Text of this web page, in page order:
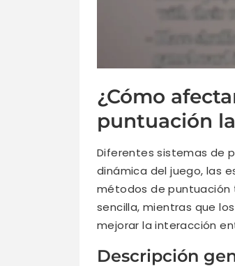
¿Cómo
puntuación
Diferentes sistemas de
dinámica del juego, las
métodos de puntuación
sencilla, mientras que
mejorar la interacción
Descripción